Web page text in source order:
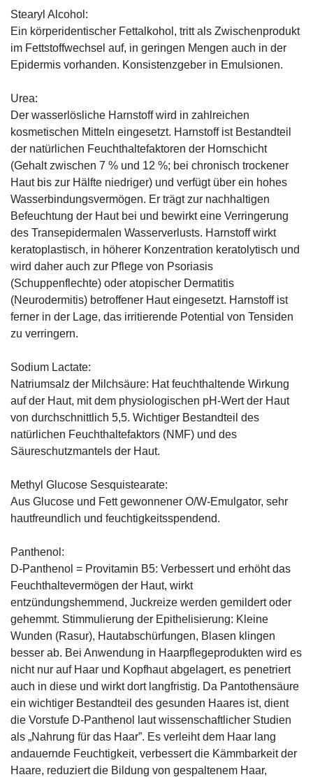
Stearyl Alcohol:
Ein körperidentischer Fettalkohol, tritt als Zwischenprodukt
im Fettstoffwechsel auf, in geringen Mengen auch in der
Epidermis vorhanden. Konsistenzgeber in Emulsionen.
Urea:
Der wasserlösliche Harnstoff wird in zahlreichen
kosmetischen Mitteln eingesetzt. Harnstoff ist Bestandteil
der natürlichen Feuchthaltefaktoren der Hornschicht
(Gehalt zwischen 7 % und 12 %; bei chronisch trockener
Haut bis zur Hälfte niedriger) und verfügt über ein hohes
Wasserbindungsvermögen. Er trägt zur nachhaltigen
Befeuchtung der Haut bei und bewirkt eine Verringerung
des Transepidermalen Wasserverlusts. Harnstoff wirkt
keratoplastisch, in höherer Konzentration keratolytisch und
wird daher auch zur Pflege von Psoriasis
(Schuppenflechte) oder atopischer Dermatitis
(Neurodermitis) betroffener Haut eingesetzt. Harnstoff ist
ferner in der Lage, das irritierende Potential von Tensiden
zu verringern.
Sodium Lactate:
Natriumsalz der Milchsäure: Hat feuchthaltende Wirkung
auf der Haut, mit dem physiologischen pH-Wert der Haut
von durchschnittlich 5,5. Wichtiger Bestandteil des
natürlichen Feuchthaltefaktors (NMF) und des
Säureschutzmantels der Haut.
Methyl Glucose Sesquistearate:
Aus Glucose und Fett gewonnener O/W-Emulgator, sehr
hautfreundlich und feuchtigkeitsspendend.
Panthenol:
D-Panthenol = Provitamin B5: Verbessert und erhöht das
Feuchthaltevermögen der Haut, wirkt
entzündungshemmend, Juckreize werden gemildert oder
gehemmt. Stimmulierung der Epithelisierung: Kleine
Wunden (Rasur), Hautabschürfungen, Blasen klingen
besser ab. Bei Anwendung in Haarpflegeprodukten wird es
nicht nur auf Haar und Kopfhaut abgelagert, es penetriert
auch in diese und wirkt dort langfristig. Da Pantothensäure
ein wichtiger Bestandteil des gesunden Haares ist, dient
die Vorstufe D-Panthenol laut wissenschaftlicher Studien
als „Nahrung für das Haar”. Es verleiht dem Haar lang
andauernde Feuchtigkeit, verbessert die Kämmbarkeit der
Haare, reduziert die Bildung von gespaltenem Haar,